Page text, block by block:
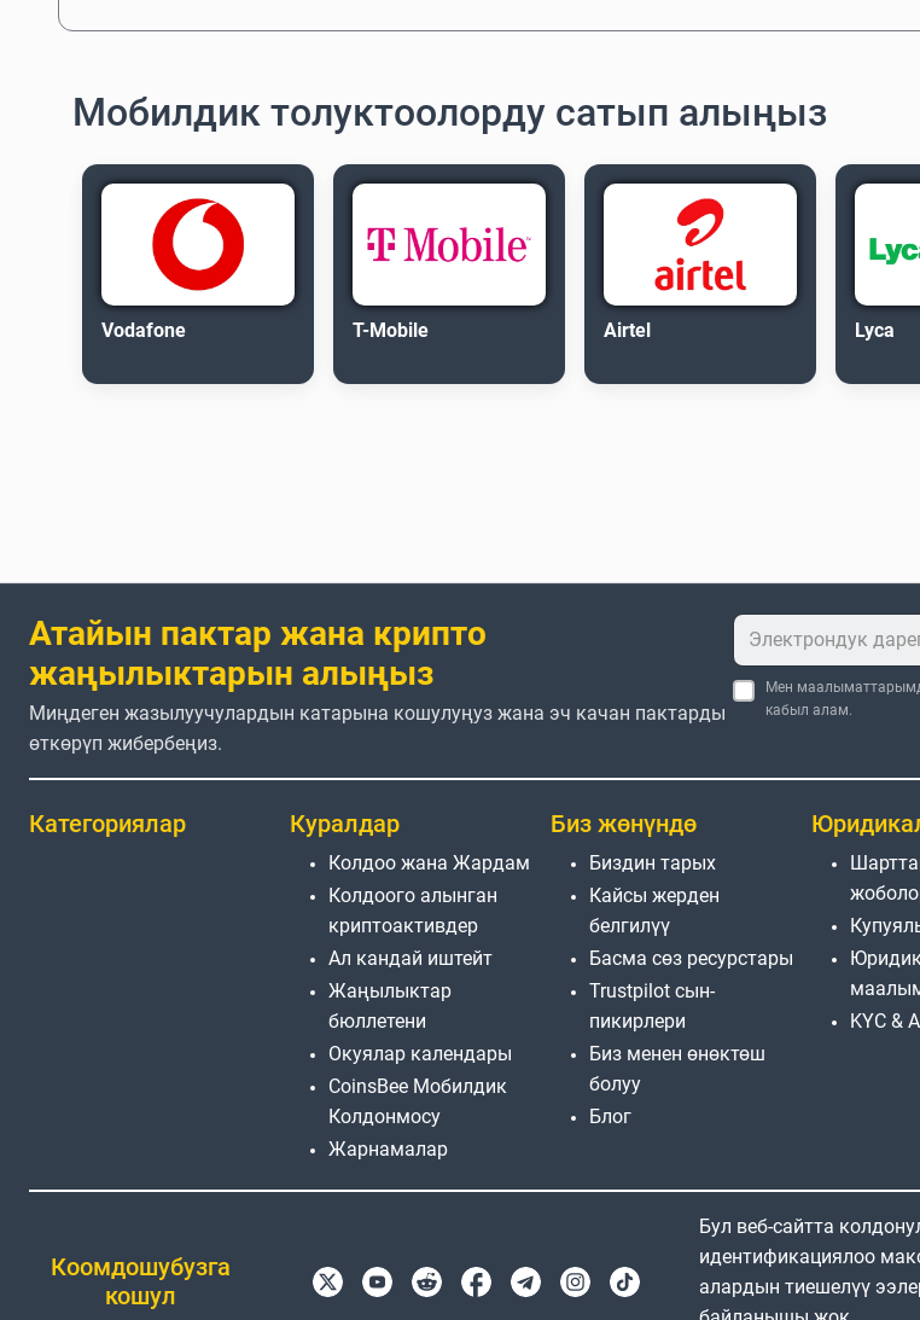
Мобилдик толуктоолорду сатып алыңыз
Vodafone T-Mobile Airtel Lyca
Атайын пактар жана крипто
жаңылыктарын алыңыз
Миңдеген жазылуучулардын катарына кошулуңуз жана эч качан пактарды
өткөрүп жибербеңиз.
Мен
кабыл алам.
Категориялар Куралдар
Колдоо жана Жардам
Колдоого алынган
криптоактивдер
Ал кандай иштейт
Жаңылыктар
бюллетени
Окуялар календары
CoinsBee Мобилдик
Колдонмосу
Жарнамалар
Биз жөнүндө
Биздин тарых
Кайсы жерден
белгилүү
Басма сөз ресурстары
Trustpilot сын-
пикирлери
Биз менен өнөктөш
болуу
Блог
KYC &
Коомдошубузга
кошул
Бул веб-сайтта
идентификациялоо
алардын тиешелүү